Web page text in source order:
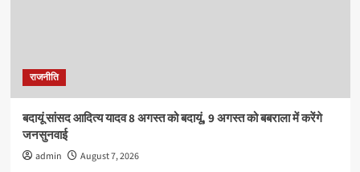
राजनीति
बदायूं सांसद आदित्य यादव 8 अगस्त को बदायूं, 9 अगस्त को बबराला में करेंगे
जनसुनवाई
admin August 7, 2026